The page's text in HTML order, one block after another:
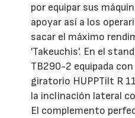
por equipar sus
apoyar así a los
sacar el máximo
'Takeuchis'. En el
TB290-2 equipada
giratorio HUPPTilt R
la inclinación lateral
El complemento